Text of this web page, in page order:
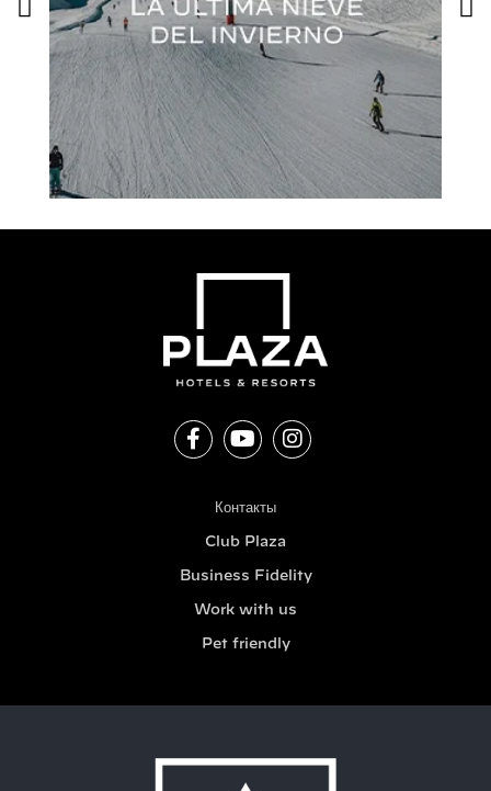
Контакты
Club Plaza
Business Fidelity
Work with us
Pet friendly